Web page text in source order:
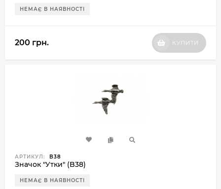
НЕМАЄ В НАЯВНОСТІ
200 грн. КУПИТИ
АРТИКУЛ: B38
Значок "Утки" (B38)
НЕМАЄ В НАЯВНОСТІ